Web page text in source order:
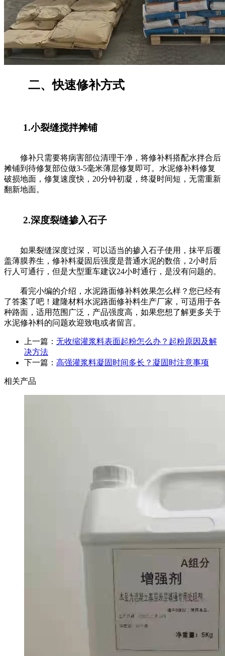
二、快速修补方式
1.小裂缝搅拌摊铺
修补只需要将病害部位清理干净，将修补料搭配水拌合后
摊铺到待修复部位做3-5毫米薄层修复即可。水泥修补料修复
破损地面，修复速度快，20分钟初凝，终凝时间短，无需重新
翻新地面。
2.深度裂缝掺入石子
如果裂缝深度过深，可以适当的掺入石子使用，抹平后覆
盖薄膜养生，修补料凝固后强度是普通水泥的数倍，2小时后
行人可通行，但是大型重车建议24小时通行，是没有问题的。
看完小编的介绍，水泥路面修补料效果怎么样？您已经有
了答案了吧！建隆材料水泥路面修补料生产厂家，可适用于各
种路面，适用范围广泛，产品强度高，如果您想了解更多关于
水泥修补料的问题欢迎致电或者留言。
上一篇： 无收缩灌浆料表面起粉怎么办？起粉原因及解
决方法
下一篇： 高强灌浆料凝固时间多长？凝固时注意事项
相关产品